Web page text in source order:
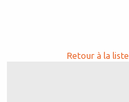
Retour à la